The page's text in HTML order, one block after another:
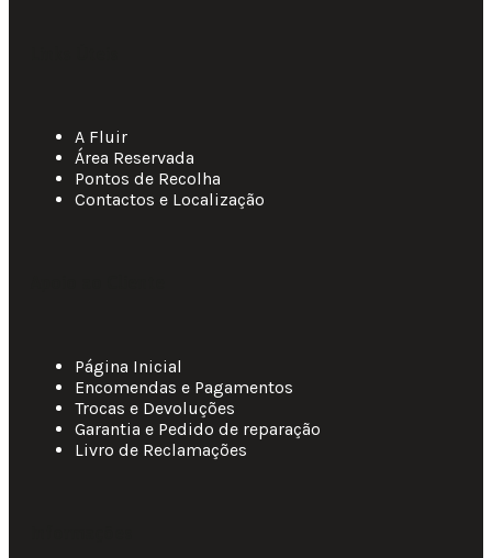
A Fluir
Área Reservada
Pontos de Recolha
Contactos e Localização
Página Inicial
Encomendas e Pagamentos
Trocas e Devoluções
Garantia e Pedido de reparação
Livro de Reclamações